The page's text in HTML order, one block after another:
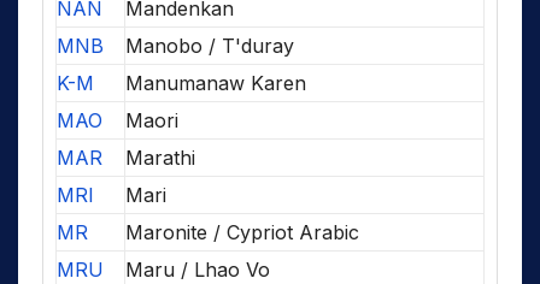
NAN
Mandenkan
MNB
Manobo / T'duray
K-M
Manumanaw Karen
MAO
Maori
MAR
Marathi
MRI
Mari
MR
Maronite / Cypriot Arabic
MRU
Maru / Lhao Vo